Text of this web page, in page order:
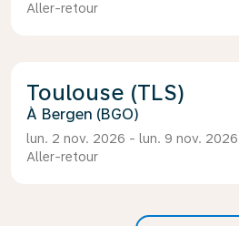
Aller-retour
Toulouse (TLS)
Bergen (BGO)
lun. 2 nov. 2026 - lun. 9 nov. 2026
Aller-retour